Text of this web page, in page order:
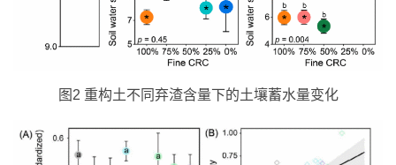
图2 重构土不同弃渣含量下的土壤蓄水量变化